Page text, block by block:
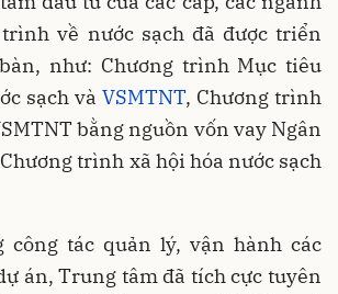
về nước sạch đã được triển
như: Chương trình Mục tiêu
sạch và VSMTNT, Chương trình
bằng nguồn vốn vay Ngân
trình xã hội hóa nước sạch
công tác quản lý, vận hành các
án, Trung tâm đã tích cực tuyên